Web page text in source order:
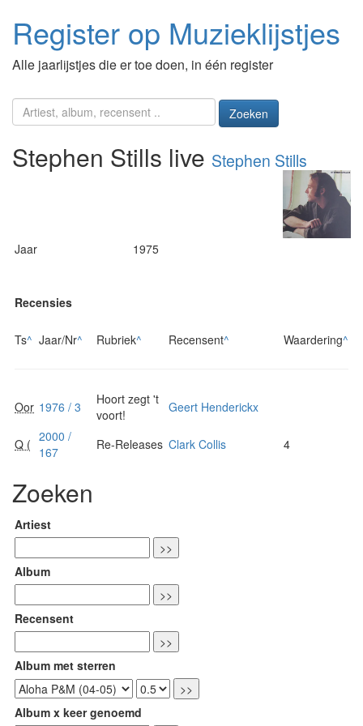
Register op Muzieklijstjes
Alle jaarlijstjes die er toe doen, in één register
Zoeken
Stephen Stills live Stephen Stills
Jaar 1975
Recensies
Ts^ Jaar/Nr^ Rubriek^ Recensent^ Waardering^
Oor 1976 / 3
Hoort zegt 't
voort!
Geert Henderickx
Q ( 2000 /
167
Re-Releases Clark Collis 4
Zoeken
Artiest
Album
Recensent
Album met sterren
Album x keer genoemd